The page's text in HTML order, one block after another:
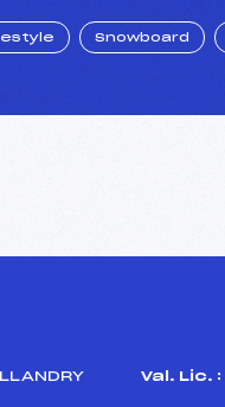
Snowboard
Val. Lic. :